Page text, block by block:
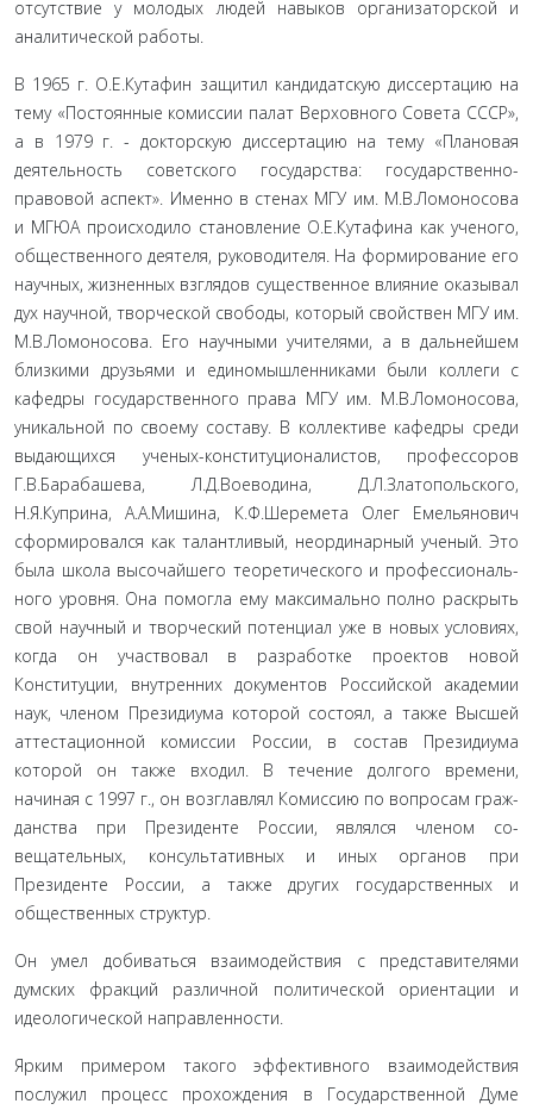
отсутствие у молодых людей навыков организаторской и
аналитической работы.
В 1965 г. О.Е.Кутафин защитил кандидатскую диссертацию на
тему «Постоянные комиссии палат Верховного Совета СССР»,
а в 1979 г. - докторскую диссертацию на тему «Плановая
деятельность совет­ского государства: государственно-
правовой аспект». Именно в стенах МГУ им. М.В.Ломоносова
и МГЮА происходило становление О.Е.Кутафина как ученого,
общественного деятеля, руководителя. На формиро­вание его
научных, жизненных взглядов существенное влияние оказывал
дух научной, творческой свободы, который свойствен МГУ им.
М.В.Ломоносова. Его на­учными учителями, а в дальнейшем
близкими друзья­ми и единомышленниками были коллеги с
кафедры государственного права МГУ им. М.В.Ломоносова,
уникальной по своему составу. В коллективе кафедры среди
выдающихся ученых-конституционалистов, профессоров
Г.В.Барабашева, Л.Д.Воеводина, Д.Л.Златопольского,
Н.Я.Куприна, А.А.Мишина, К.Ф.Шеремета Олег Емельянович
сформировался как талантливый, неординарный ученый. Это
была шко­ла высочайшего теоретического и профессиональ­
ного уровня. Она помогла ему максимально полно раскрыть
свой научный и творческий потенциал уже в новых условиях,
когда он участвовал в разработке проектов новой
Конституции, внутренних докумен­тов Российской академии
наук, членом Президиума которой состоял, а также Высшей
аттестационной комиссии России, в состав Президиума
которой он также входил. В течение долгого времени,
начиная с 1997 г., он возглавлял Комиссию по вопросам граж­
данства при Президенте России, являлся членом со­
вещательных, консультативных и иных органов при
Президенте России, а также других государственных и
общественных структур.
Он умел добиваться взаимодействия с предста­вителями
думских фракций различной политиче­ской ориентации и
идеологической направленности.
Ярким примером такого эффективного взаимо­действия
послужил процесс прохождения в Государ­ственной Думе